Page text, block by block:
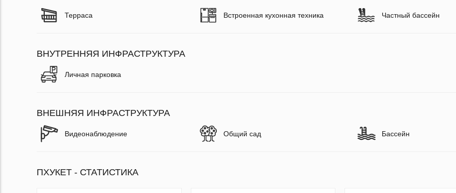
Терраса Встроенная кухонная техника Частный бассейн
ВНУТРЕННЯЯ ИНФРАСТРУКТУРА
Личная парковка
ВНЕШНЯЯ ИНФРАСТРУКТУРА
Видеонаблюдение Общий сад Бассейн
ПХУКЕТ - СТАТИСТИКА